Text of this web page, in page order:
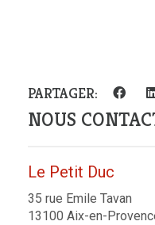
PARTAGER:
NOUS
Le Petit Duc
35 rue Emile Tavan
13100 Aix-en-